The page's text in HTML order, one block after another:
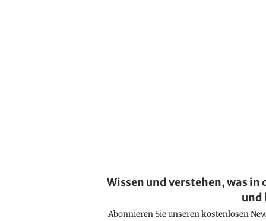
Wissen und verstehen, was
und
Abonnieren Sie unseren kostenlosen